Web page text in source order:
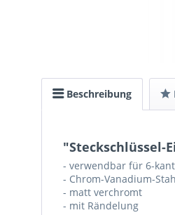
Beschreibung
"Steckschlüssel-
- verwendbar für 6-
- Chrom-Vanadium-
- matt verchromt
- mit Rändelung